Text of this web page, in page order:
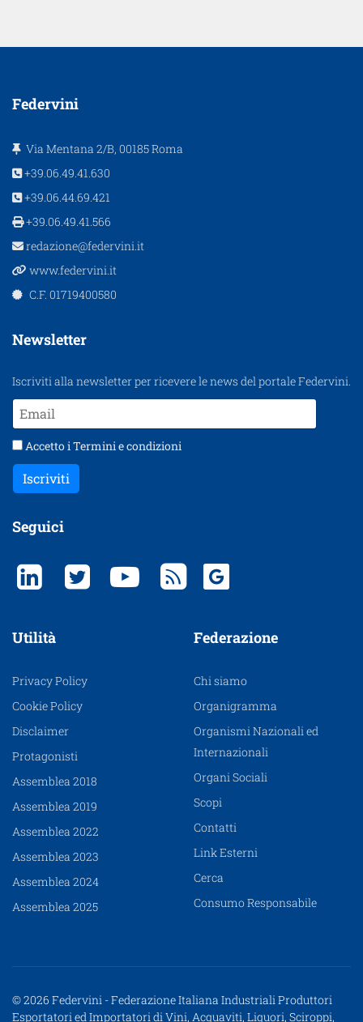
Federvini
Via Mentana 2/B, 00185 Roma
+39.06.49.41.630
+39.06.44.69.421
+39.06.49.41.566
redazione@federvini.it
www.federvini.it
C.F. 01719400580
Newsletter
Iscriviti alla newsletter per ricevere le news del portale Federvini.
Accetto iTermini e condizioni
Iscriviti
Seguici
Utilità
Privacy Policy
Cookie Policy
Disclaimer
Protagonisti
Assemblea 2018
Assemblea 2019
Assemblea 2022
Assemblea 2023
Assemblea 2024
Assemblea 2025
Federazione
Chi siamo
Organigramma
Organismi Nazionali ed
Internazionali
Organi Sociali
Scopi
Contatti
Link Esterni
Cerca
Consumo Responsabile
© 2026 Federvini - Federazione Italiana Industriali Produttori
Esportatori ed Importatori di Vini, Acquaviti, Liquori, Sciroppi,